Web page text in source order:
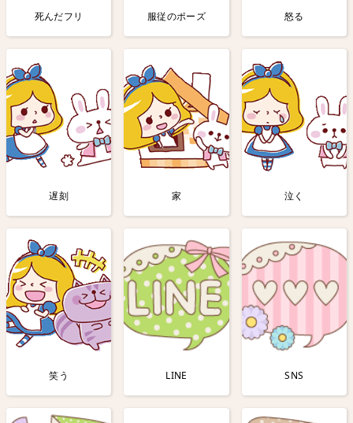
死んだフリ 服従のポーズ 怒る
遅刻 家 泣く
笑う LINE SNS